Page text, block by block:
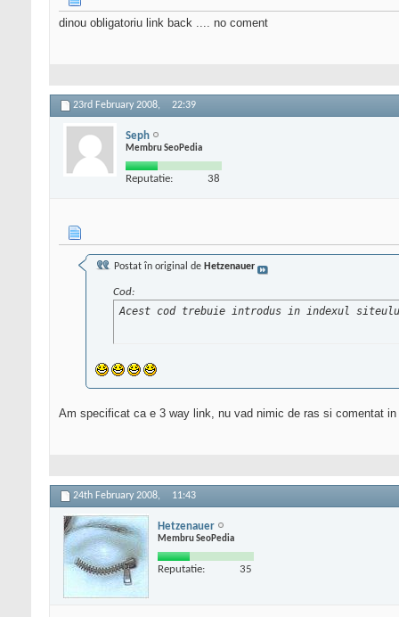
dinou obligatoriu link back .... no coment
23rd February 2008, 22:39
Seph
Membru SeoPedia
Reputatie: 38
Postat în original de Hetzenauer
Cod:
Acest cod trebuie introdus in indexul
Am specificat ca e 3 way link, nu vad nimic de ras si comentat
24th February 2008, 11:43
Hetzenauer
Membru SeoPedia
Reputatie: 35